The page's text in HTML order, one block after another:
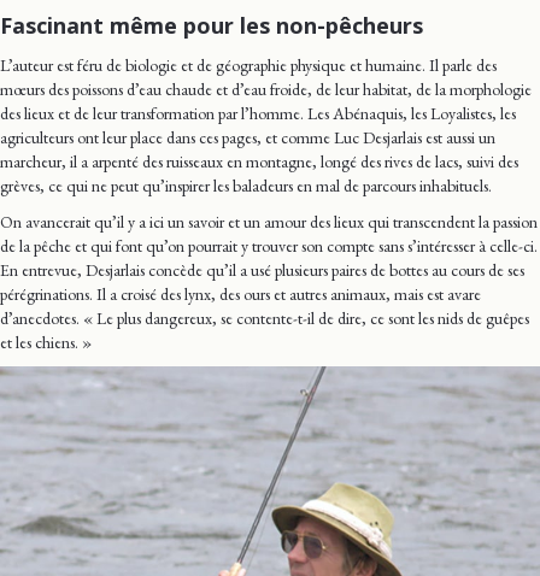
Fascinant même pour les non-pêcheurs
L’auteur est féru de biologie et de géographie physique et humaine. Il parle des
mœurs des poissons d’eau chaude et d’eau froide, de leur habitat, de la morphologie
des lieux et de leur transformation par l’homme. Les Abénaquis, les Loyalistes, les
agriculteurs ont leur place dans ces pages, et comme Luc Desjarlais est aussi un
marcheur, il a arpenté des ruisseaux en montagne, longé des rives de lacs, suivi des
grèves, ce qui ne peut qu’inspirer les baladeurs en mal de parcours inhabituels.
On avancerait qu’il y a ici un savoir et un amour des lieux qui transcendent la passion
de la pêche et qui font qu’on pourrait y trouver son compte sans s’intéresser à celle-ci.
En entrevue, Desjarlais concède qu’il a usé plusieurs paires de bottes au cours de ses
pérégrinations. Il a croisé des lynx, des ours et autres animaux, mais est avare
d’anecdotes. « Le plus dangereux, se contente-t-il de dire, ce sont les nids de guêpes
et les chiens. »